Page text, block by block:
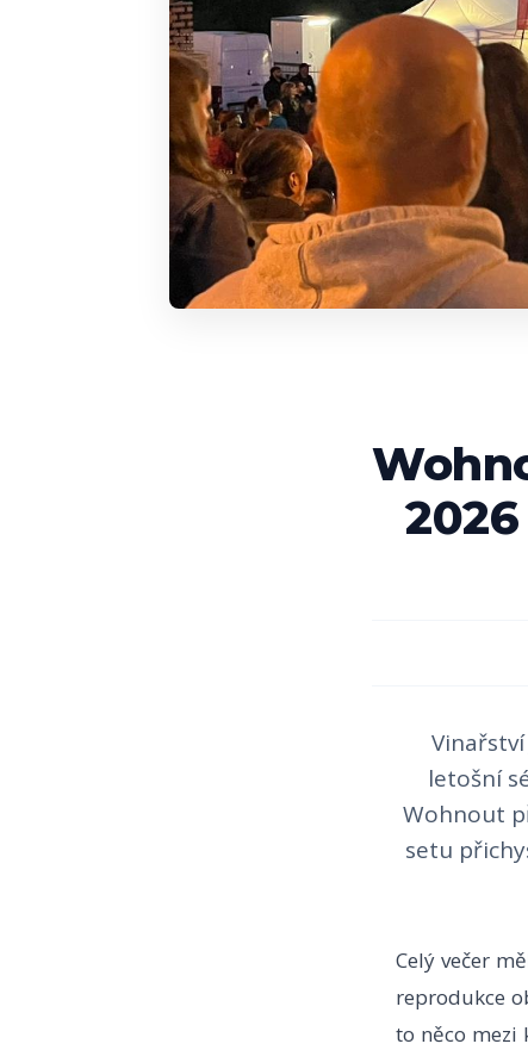
letošní
Wohnout
setu
Celý večer
reprodukce
to něco mezi